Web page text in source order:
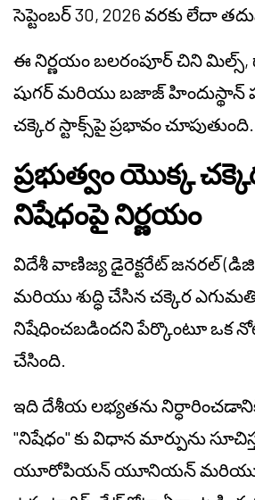
సెప్టెంబర్ 30, 2026 వరకు లేదా
ఈ నిర్ణయం బలరంపూర్ చిని
షుగర్ మరియు బజాజ్ హిందుస్థాన్
చక్కెర స్టాక్స్‌పై ప్రభావం చూపుతుంది.
ప్రభుత్వం యొక్క
నిషేధంపై నిర్ణయం
విదేశీ వాణిజ్య డైరెక్టరేట్ జనరల్
మరియు శుద్ధి చేసిన చక్కెర
నిషేధించబడిందని పేర్కొంటూ ఒక
చేసింది.
ఇది దేశీయ లభ్యతను
"నిషేధం" కు విధాన మార్పును
యూరోపియన్ యూనియన్ మరియు